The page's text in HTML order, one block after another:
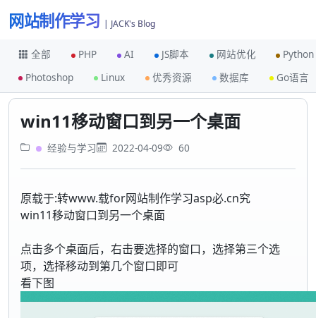
网站制作学习 | JACK's Blog
全部 PHP AI JS脚本 网站优化
Python
Photoshop
Linux 优秀资源 数据库 Go语言
经验与学习 win11移动窗口到另一个桌面
win11移动窗口到另一个桌面
经验与学习 2022-04-09 60
原载于:转www.载for网站制作学习asp必.cn究
win11移动窗口到另一个桌面
点击多个桌面后，右击要选择的窗口，选择第三个选
项，选择移动到第几个窗口即可
看下图